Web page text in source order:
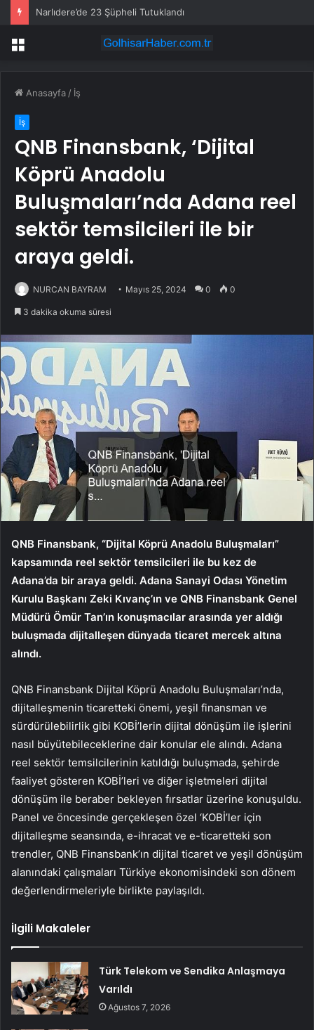
Narlıdere’de 23 Şüpheli Tutuklandı
Menü
Anasayfa / İş
İş
QNB Finansbank, ‘Dijital
Köprü Anadolu
Buluşmaları’nda Adana reel
sektör temsilcileri ile bir
araya geldi.
NURCAN BAYRAM Mayıs 25, 2024 0 0
3 dakika okuma süresi
QNB Finansbank, “Dijital Köprü Anadolu Buluşmaları”
kapsamında reel sektör temsilcileri ile bu kez de
Adana’da bir araya geldi. Adana Sanayi Odası Yönetim
Kurulu Başkanı Zeki Kıvanç’ın ve QNB Finansbank Genel
Müdürü Ömür Tan’ın konuşmacılar arasında yer aldığı
buluşmada dijitalleşen dünyada ticaret mercek altına
alındı.
QNB Finansbank Dijital Köprü Anadolu Buluşmaları’nda,
dijitalleşmenin ticaretteki önemi, yeşil finansman ve
sürdürülebilirlik gibi KOBİ’lerin dijital dönüşüm ile işlerini
nasıl büyütebileceklerine dair konular ele alındı. Adana
reel sektör temsilcilerinin katıldığı buluşmada, şehirde
faaliyet gösteren KOBİ’leri ve diğer işletmeleri dijital
dönüşüm ile beraber bekleyen fırsatlar üzerine konuşuldu.
Panel ve öncesinde gerçekleşen özel ‘KOBİ’ler için
dijitalleşme seansında, e-ihracat ve e-ticaretteki son
trendler, QNB Finansbank’ın dijital ticaret ve yeşil dönüşüm
alanındaki çalışmaları Türkiye ekonomisindeki son dönem
değerlendirmeleriyle birlikte paylaşıldı.
İlgili Makaleler
Türk Telekom ve Sendika Anlaşmaya
Varıldı
Ağustos 7, 2026